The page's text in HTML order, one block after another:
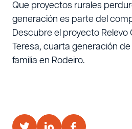
Que proyectos rurales
generación es parte del
Descubre el proyecto Relevo
Teresa, cuarta generación
familia en Rodeiro.